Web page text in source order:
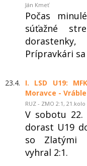
Ján Kmeť
Počas
súťažné
Prípravkári
23.4.
I. LSD U19:
Moravce - Vráble
RUZ - ZMO 2:1,
V sobotu
dorast U19
so Zlatými
vyhral 2:1.